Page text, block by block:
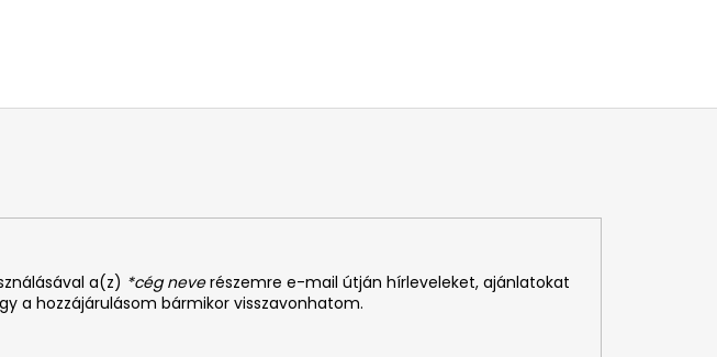
a(z) *cég neverészemre e-mail útján hírleveleket, ajánlatokat
a hozzájárulásom bármikor visszavonhatom.